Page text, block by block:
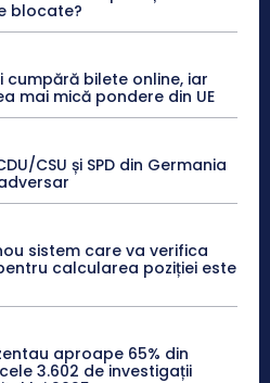
blocate?
cumpără bilete online, iar
mai mică pondere din UE
CSU și SPD din Germania
sistem care va verifica
calcularea poziției este
aproape 65% din
3.602 de investigații